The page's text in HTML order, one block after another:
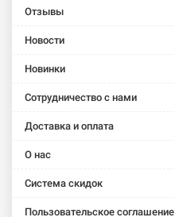
Отзывы
Новости
Новинки
Сотрудничество с нами
Доставка и оплата
О нас
Система скидок
Пользовательское соглашение